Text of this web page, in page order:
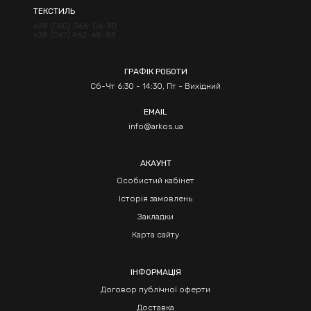
ТЕКСТИЛЬ
+38 (050) 066-06-30
+38 (067) 462-68-83
ГРАФІК РОБОТИ
Сб-Чт 6:30 - 14:30, Пт - Вихідний
EMAIL
info@arkos.ua
АКАУНТ
Особистий кабінет
Історія замовлень
Закладки
Карта сайту
ІНФОРМАЦІЯ
Договор публічної оферти
Доставка